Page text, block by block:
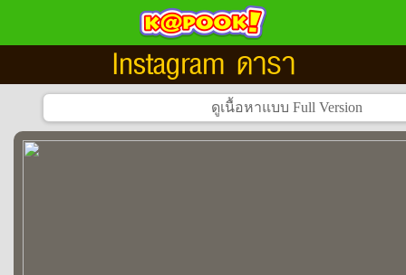
Instagram ดารา